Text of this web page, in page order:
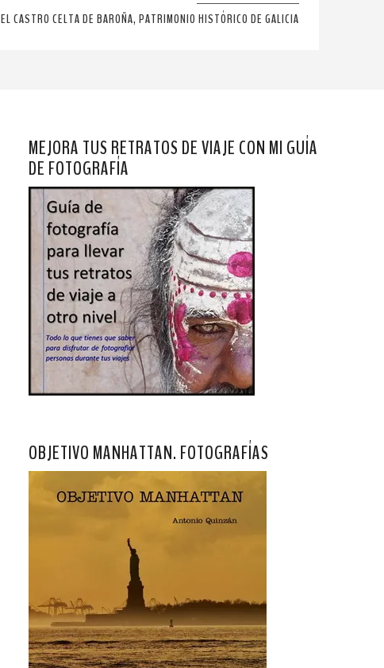
EL CASTRO CELTA DE BAROÑA, PATRIMONIO HISTÓRICO DE GALICIA
MEJORA TUS RETRATOS DE VIAJE CON MI GUÍA
DE FOTOGRAFÍA
OBJETIVO MANHATTAN. FOTOGRAFÍAS